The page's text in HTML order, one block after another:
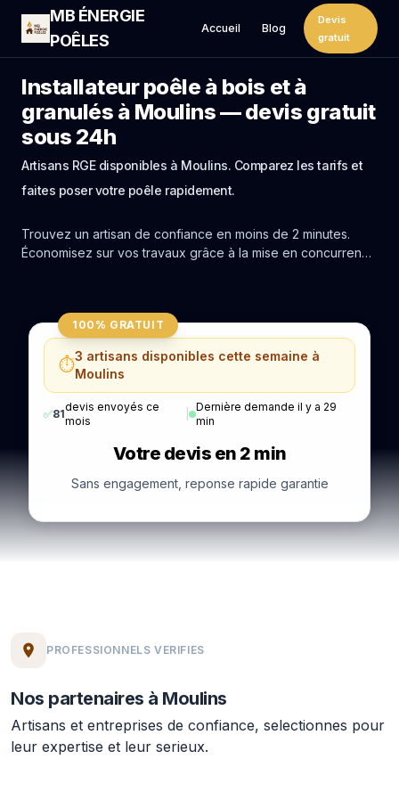
MB ÉNERGIE
POÊLES
Accueil Blog
Devis
gratuit
Installateur poêle à bois et à
granulés à Moulins — devis gratuit
sous 24h
Artisans RGE disponibles à Moulins. Comparez les tarifs et
faites poser votre poêle rapidement.
Trouvez un artisan de confiance en moins de 2 minutes.
Économisez sur vos travaux grâce à la mise en concurrence
100% GRATUIT
⏱️3 artisans disponibles cette semaine à
Moulins
✅81
devis envoyés ce
mois
|
Dernière demande il y a 29
min
Votre devis en 2 min
Sans engagement, reponse rapide garantie
PROFESSIONNELS VERIFIES
Nos partenaires à Moulins
Artisans et entreprises de confiance, selectionnes pour
leur expertise et leur serieux.